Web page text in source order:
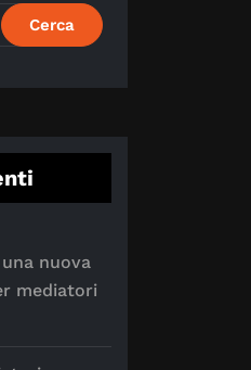
nuova
mediatori